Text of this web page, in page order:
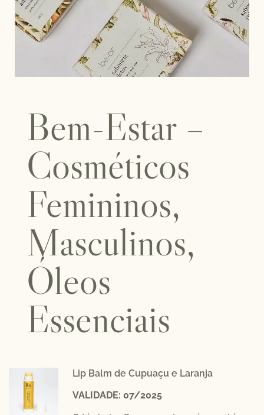
Bem-Estar –
Cosméticos
Femininos,
Masculinos,
Óleos
Essenciais
Lip Balm de Cupuaçu e Laranja
VALIDADE: 07/2025